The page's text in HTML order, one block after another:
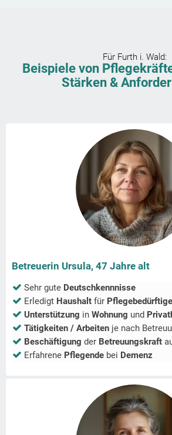
Für Furth i. Wald:
Beispiele von
Stärken &
Betreuerin Ursula, 47 Jahre alt
Sehr gute Deutschkennnisse
Erledigt Haushalt für
Unterstützung in Wohnung und
Tätigkeiten / Arbeiten je nach
Beschäftigung der Betreuungskraft
Erfahrene Pflegende bei Demenz